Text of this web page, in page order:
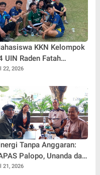
Generasi
KKN Kelompok
UIN Raden Fatah
Jalin
Gunung Kemala
Sparing Sepak Bola
22, 2026
Tanpa Anggaran:
Palopo, Unanda dan
Wanua Lestari. Inisiasi
21, 2026